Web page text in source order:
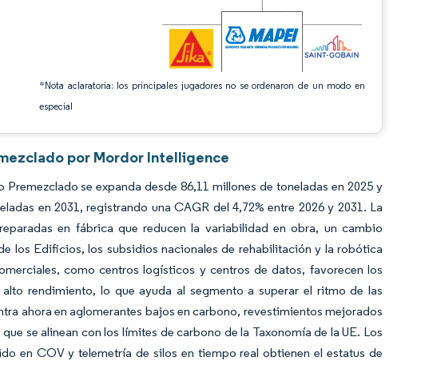
*Nota aclaratoria: los principales jugadores no se ordenaron de un modo en
especial
por Mordor Intelligence
se expanda desde 86,11 millones de toneladas en 2025 y
en 2031, registrando una CAGR del 4,72% entre 2026 y 2031. La
en fábrica que reducen la variabilidad en obra, un cambio
los Edificios, los subsidios nacionales de rehabilitación y la robótica
como centros logísticos y centros de datos, favorecen los
rendimiento, lo que ayuda al segmento a superar el ritmo de las
ahora en aglomerantes bajos en carbono, revestimientos mejorados
se alinean con los límites de carbono de la Taxonomía de la UE. Los
en COV y telemetría de silos en tiempo real obtienen el estatus de